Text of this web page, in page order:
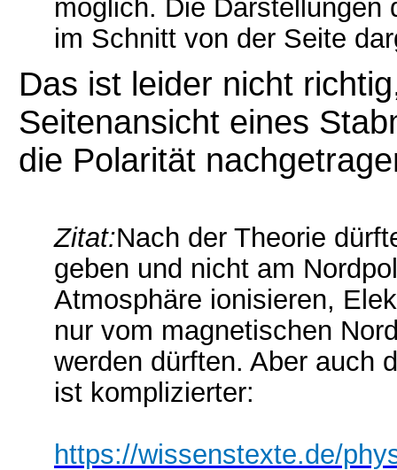
möglich. Die Darstellungen
im Schnitt von der Seite
Das ist leider nicht
Seitenansicht eines
die Polarität
Zitat:Nach der Theorie
geben und nicht am
Atmosphäre ionisieren,
nur vom magnetischen
werden dürften. Aber auch
ist komplizierter:
https://wissenstexte.de/